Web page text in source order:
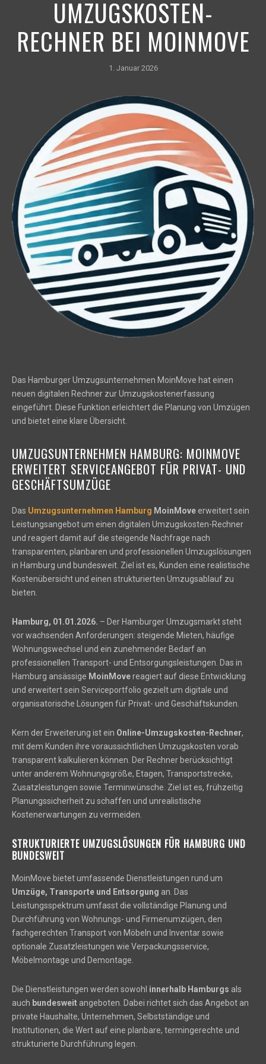
UMZUGSKOSTEN-
RECHNER BEI MOINMOVE
1. Januar 2026
Das Hamburger Umzugsunternehmen MoinMove hat einen
neuen digitalen Rechner zur Umzugskostenerfassung
eingeführt. Diese Funktion erleichtert die Planung von Umzügen
und bietet eine klare Übersicht.
UMZUGSUNTERNEHMEN HAMBURG: MOINMOVE
ERWEITERT SERVICEANGEBOT FÜR PRIVAT- UND
GESCHÄFTSUMZÜGE
Das Umzugsunternehmen Hamburg MoinMove erweitert sein
Leistungsangebot um einen digitalen Umzugskosten-Rechner
und reagiert damit auf die steigende Nachfrage nach
transparenten, planbaren und professionellen Umzugslösungen
in Hamburg und bundesweit. Ziel ist es, Kunden eine realistische
Kostenübersicht und einen strukturierten Umzugsablauf zu
bieten.
Hamburg, 01.01.2026. – Der Hamburger Umzugsmarkt steht
vor wachsenden Anforderungen: steigende Mieten, häufige
Wohnungswechsel und ein zunehmender Bedarf an
professionellen Transport- und Entsorgungsleistungen. Das in
Hamburg ansässige MoinMovereagiert auf diese Entwicklung
und erweitert sein Serviceportfolio gezielt um digitale und
organisatorische Lösungen für Privat- und Geschäftskunden.
Kern der Erweiterung ist ein Online-Umzugskosten-Rechner,
mit dem Kunden ihre voraussichtlichen Umzugskosten vorab
transparent kalkulieren können. Der Rechner berücksichtigt
unter anderem Wohnungsgröße, Etagen, Transportstrecke,
Zusatzleistungen sowie Terminwünsche. Ziel ist es, frühzeitig
Planungssicherheit zu schaffen und unrealistische
Kostenerwartungen zu vermeiden.
STRUKTURIERTE UMZUGSLÖSUNGEN FÜR HAMBURG UND
BUNDESWEIT
MoinMove bietet umfassende Dienstleistungen rund um
Umzüge, Transporte und Entsorgung an. Das
Leistungsspektrum umfasst die vollständige Planung und
Durchführung von Wohnungs- und Firmenumzügen, den
fachgerechten Transport von Möbeln und Inventar sowie
optionale Zusatzleistungen wie Verpackungsservice,
Möbelmontage und Demontage.
Die Dienstleistungen werden sowohl innerhalb Hamburgs als
auch bundesweit angeboten. Dabei richtet sich das Angebot an
private Haushalte, Unternehmen, Selbstständige und
Institutionen, die Wert auf eine planbare, termingerechte und
strukturierte Durchführung legen.